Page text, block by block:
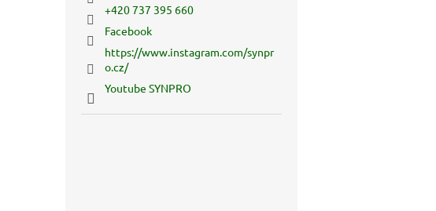
+420 737 395 660
Facebook
https://www.instagram.com/synpr
o.cz/
Youtube SYNPRO